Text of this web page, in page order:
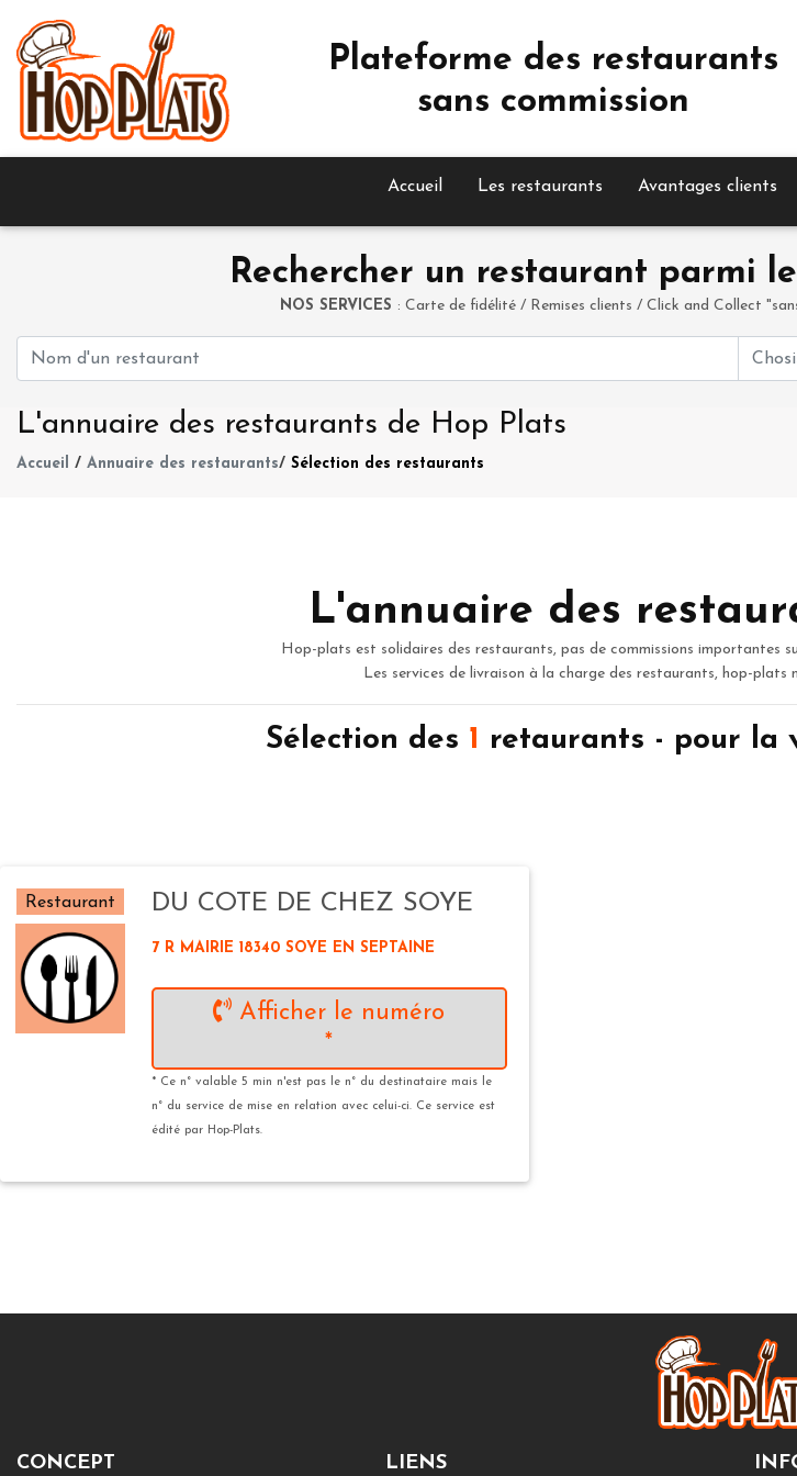
Plateforme des restaurants
sans commission
Accueil Les restaurants Avantages clients
Rechercher un restaurant parmi
NOS SERVICES : Carte de fidélité / Remises clients / Click and Collect
L'annuaire des restaurants de Hop Plats
Accueil / Annuaire des restaurants/ Sélection des restaurants
L'annuaire des
Hop-plats est solidaires des restaurants, pas de commissions importantes
Les services de livraison à la charge des restaurants, hop-
Sélection des 1 retaurants - pour la
Restaurant DU COTE DE CHEZ SOYE
7 R MAIRIE 18340 SOYE EN SEPTAINE
Afficher le numéro
*
* Ce n° valable 5 min n'est pas le n° du destinataire mais le
n° du service de mise en relation avec celui-ci. Ce service est
édité par Hop-Plats.
CONCEPT LIENS